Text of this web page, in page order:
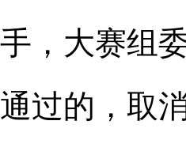
手，大赛组
通过的，取